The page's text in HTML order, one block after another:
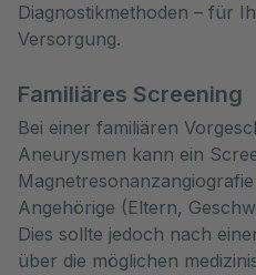
Diagnostikmethoden – für
Versorgung.
Familiäres Screening
Bei einer familiären
Aneurysmen kann ein
Angehörige (Eltern,
Dies sollte jedoch nach
über die möglichen